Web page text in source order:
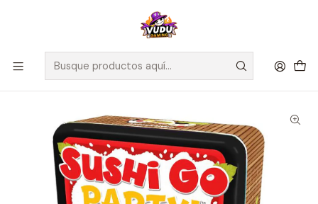
🚀 ¡Despachamos a todo Chile! Envío GRATIS a Regiones sobre
$100.000 y a RM sobre $35.000
Inicio Juegos de Mesa Editorial Devir
Sushi Go Party! - Español